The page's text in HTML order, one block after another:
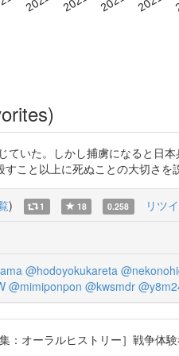
ていた。しかし捕虜になると
こと以上に死ぬことの大切さ
) 1 18 0.258 リツ
@hodoyokukareta
@mimiponpon @kwsmdr
：オーラルヒストリー］戦争